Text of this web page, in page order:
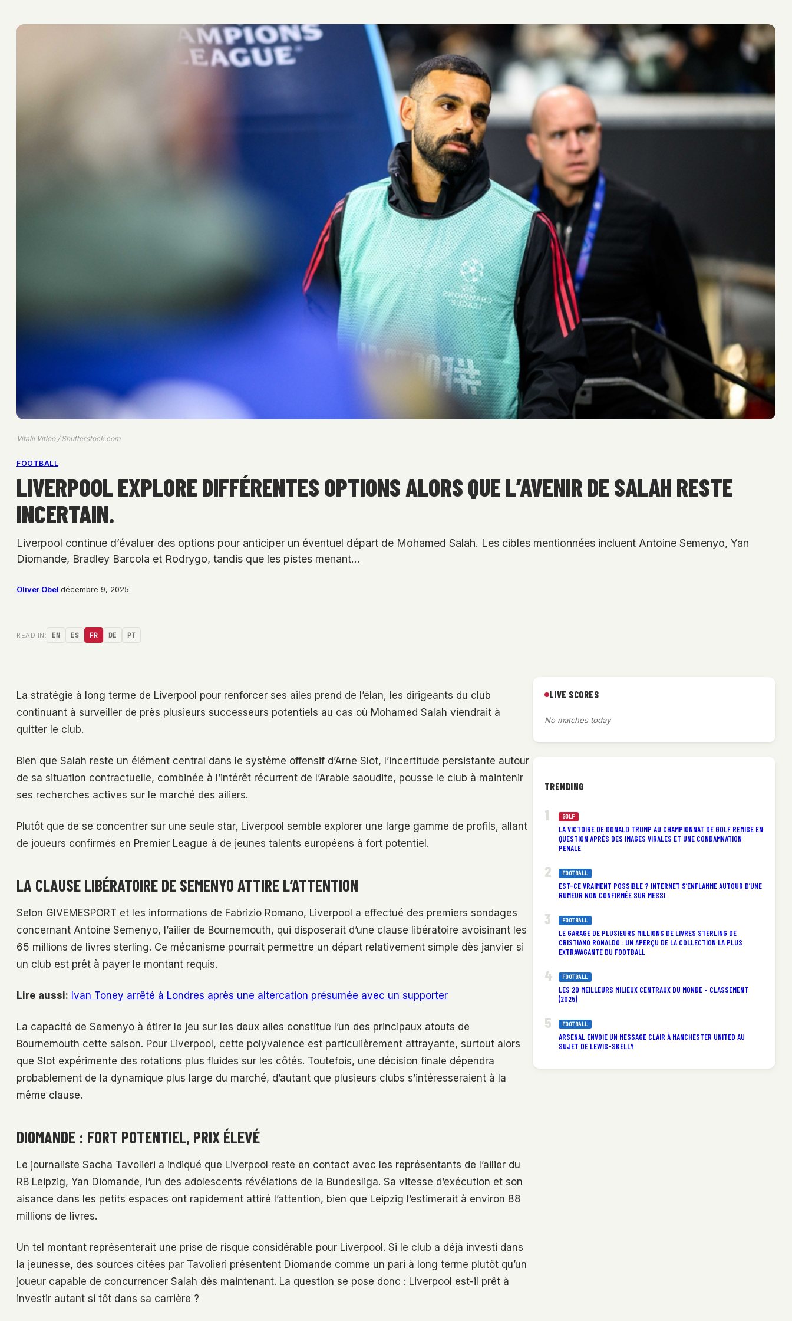
Vitalii Vitleo / Shutterstock.com
FOOTBALL
LIVERPOOL EXPLORE DIFFÉRENTES OPTIONS ALORS QUE L’AVENIR DE SALAH RESTE
INCERTAIN.
Liverpool continue d’évaluer des options pour anticiper un éventuel départ de Mohamed Salah. Les cibles mentionnées incluent Antoine Semenyo, Yan
Diomande, Bradley Barcola et Rodrygo, tandis que les pistes menant…
Oliver Obel·décembre 9, 2025
READ IN: EN ES FR DE PT
La stratégie à long terme de Liverpool pour renforcer ses ailes prend de l’élan, les dirigeants du club
continuant à surveiller de près plusieurs successeurs potentiels au cas où Mohamed Salah viendrait à
quitter le club.
Bien que Salah reste un élément central dans le système offensif d’Arne Slot, l’incertitude persistante autour
de sa situation contractuelle, combinée à l’intérêt récurrent de l’Arabie saoudite, pousse le club à maintenir
ses recherches actives sur le marché des ailiers.
Plutôt que de se concentrer sur une seule star, Liverpool semble explorer une large gamme de profils, allant
de joueurs confirmés en Premier League à de jeunes talents européens à fort potentiel.
LA CLAUSE LIBÉRATOIRE DE SEMENYO ATTIRE L’ATTENTION
Selon GIVEMESPORT et les informations de Fabrizio Romano, Liverpool a effectué des premiers sondages
concernant Antoine Semenyo, l’ailier de Bournemouth, qui disposerait d’une clause libératoire avoisinant les
65 millions de livres sterling. Ce mécanisme pourrait permettre un départ relativement simple dès janvier si
un club est prêt à payer le montant requis.
Lire aussi: Ivan Toney arrêté à Londres après une altercation présumée avec un supporter
La capacité de Semenyo à étirer le jeu sur les deux ailes constitue l’un des principaux atouts de
Bournemouth cette saison. Pour Liverpool, cette polyvalence est particulièrement attrayante, surtout alors
que Slot expérimente des rotations plus fluides sur les côtés. Toutefois, une décision finale dépendra
probablement de la dynamique plus large du marché, d’autant que plusieurs clubs s’intéresseraient à la
même clause.
DIOMANDE : FORT POTENTIEL, PRIX ÉLEVÉ
Le journaliste Sacha Tavolieri a indiqué que Liverpool reste en contact avec les représentants de l’ailier du
RB Leipzig, Yan Diomande, l’un des adolescents révélations de la Bundesliga. Sa vitesse d’exécution et son
aisance dans les petits espaces ont rapidement attiré l’attention, bien que Leipzig l’estimerait à environ 88
millions de livres.
Un tel montant représenterait une prise de risque considérable pour Liverpool. Si le club a déjà investi dans
la jeunesse, des sources citées par Tavolieri présentent Diomande comme un pari à long terme plutôt qu’un
joueur capable de concurrencer Salah dès maintenant. La question se pose donc : Liverpool est-il prêt à
investir autant si tôt dans sa carrière ?
LIVE SCORES
No matches today
TRENDING
GOLF
LA VICTOIRE DE DONALD TRUMP AU CHAMPIONNAT DE GOLF REMISE EN
QUESTION APRÈS DES IMAGES VIRALES ET UNE CONDAMNATION
PÉNALE
FOOTBALL
EST-CE VRAIMENT POSSIBLE ? INTERNET S’ENFLAMME AUTOUR D’UNE
RUMEUR NON CONFIRMÉE SUR MESSI
FOOTBALL
LE GARAGE DE PLUSIEURS MILLIONS DE LIVRES STERLING DE
CRISTIANO RONALDO : UN APERÇU DE LA COLLECTION LA PLUS
EXTRAVAGANTE DU FOOTBALL
FOOTBALL
LES 20 MEILLEURS MILIEUX CENTRAUX DU MONDE – CLASSEMENT
(2025)
FOOTBALL
ARSENAL ENVOIE UN MESSAGE CLAIR À MANCHESTER UNITED AU
SUJET DE LEWIS-SKELLY